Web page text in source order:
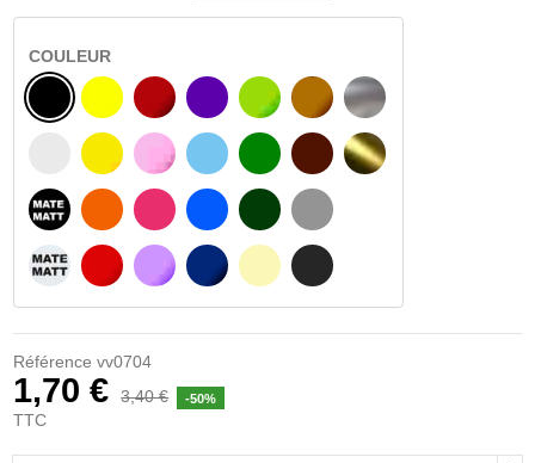
COULEUR
NOIR
BLANC
NOIR MATÉ
BLANC MATÉ
JAUNE
JAUNE AMBRE
ORANGE
ROUGE
BOURGOGNE
ROSA
FUCHSIA
PURPLE
VIOLET
BLEU CLAIR
BLAU
BLEU FONCÉ
VERT CLAIR
VERT
VERT FONCÉ
BEIGE
NOISETTE
BRUN FONCÉ
GRIS CLAIR
GRIS FONCÉ
ARGENT
OR
Référence vv0704
1,70 € 3,40 € -50%
TTC